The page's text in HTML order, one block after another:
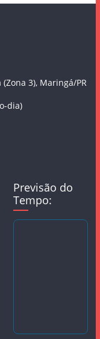
3), Maringá/PR
dia)
Previsão do
Tempo: